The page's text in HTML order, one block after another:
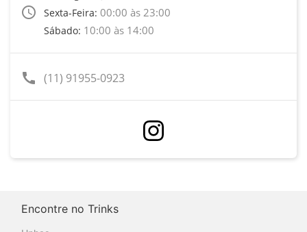
access_time Sexta-Feira: 00:00 às 23:00
Sábado: 10:00 às 14:00
call (11) 91955-0923
Encontre no Trinks